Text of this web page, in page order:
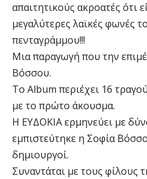
απαιτητικούς ακροατές ότι
μεγαλύτερες λαϊκές φωνές
πενταγράμμου!!!
Μια παραγωγή που την
Βόσσου.
Το Album περιέχει 16
με το πρώτο άκουσμα.
Η ΕΥΔΟΚΙΑ ερμηνεύει με
εμπιστεύτηκε η Σοφία
δημιουργοί.
Συναντάται με τους φίλους